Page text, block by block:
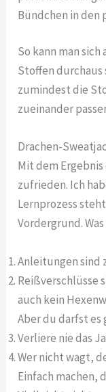
Bündchen in den
So kann man
Stoffen durchaus
zumindest die
zueinander
Drachen-
Mit dem
zufrieden. Ich
Lernprozess
Vordergrund.
Anleitungen sind
Reißverschlüsse
auch kein
Aber du darfst es
Verliere nie das
Wer nicht wagt,
Einfach machen,